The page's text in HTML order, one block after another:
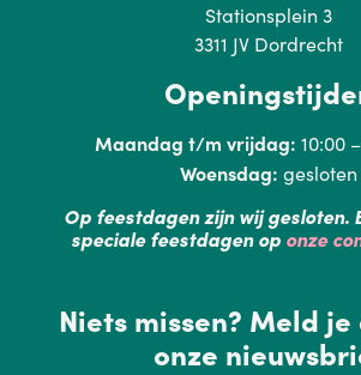
Stationsplein 3
3311 JV Dordrecht
Maandag t/m vrijdag: 10:00
Woensdag: gesloten
Op feestdagen zijn wij gesloten.
speciale feestdagen op onze
Niets missen? Meld
onze